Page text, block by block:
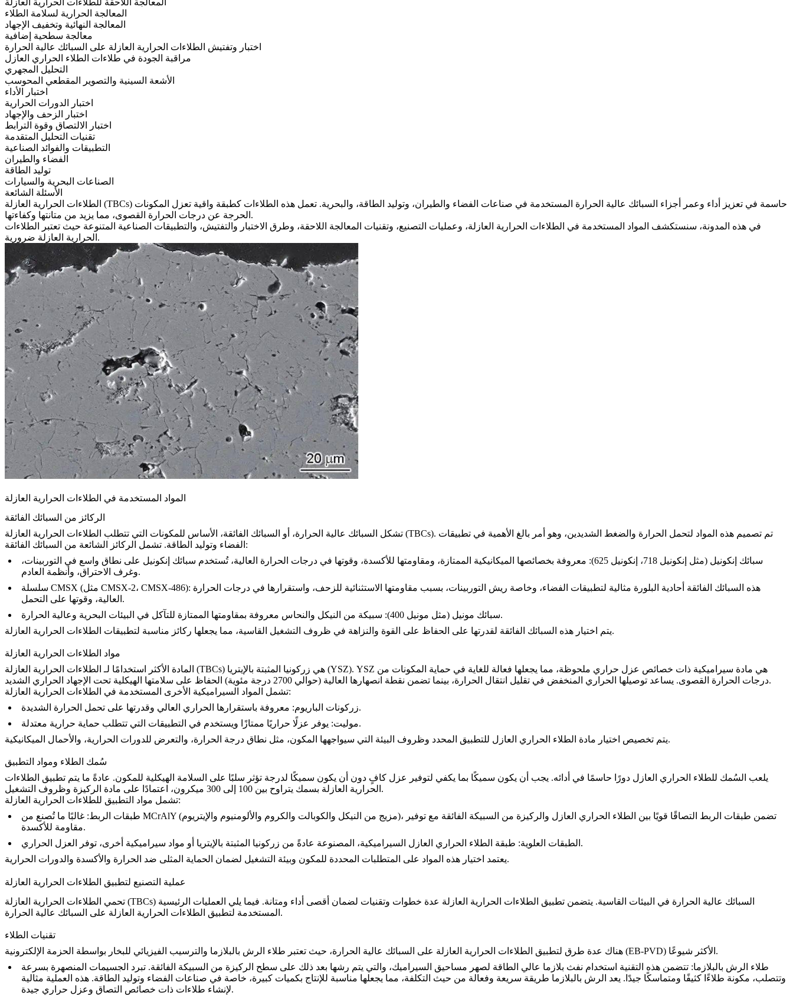
المعالجة الحرارية لسلامة الطلاء
المعالجة النهائية وتخفيف الإجهاد
معالجة سطحية إضافية
اختبار وتفتيش الطلاءات الحرارية العازلة على السبائك عالية الحرارة
مراقبة الجودة في طلاءات الطلاء الحراري العازل
التحليل المجهري
الأشعة السينية والتصوير المقطعي المحوسب
اختبار الأداء
اختبار الدورات الحرارية
اختبار الزحف والإجهاد
اختبار الالتصاق وقوة الترابط
تقنيات التحليل المتقدمة
التطبيقات والفوائد الصناعية
الفضاء والطيران
توليد الطاقة
الصناعات البحرية والسيارات
الأسئلة الشائعة
الطلاءات الحرارية العازلة (TBCs)
حاسمة في تعزيز أداء وعمر أجزاء السبائك عالية الحرارة المستخدمة في صناعات الفضاء والطيران، وتوليد الطاقة، و البحرية. تعمل هذه الطلاءات كطبقة واقية تعزل المكونات
الحرجة عن درجات الحرارة القصوى، مما يزيد من متانتها وكفاءتها.
في هذه المدونة، سنستكشف المواد المستخدمة في الطلاءات الحرارية العازلة، وعمليات التصنيع، وتقنيات المعالجة اللاحقة، وطرق الاختبار والتفتيش، والتطبيقات الصناعية المتنوعة حيث تعتبر الطلاءات
الحرارية العازلة ضرورية.
المواد المستخدمة في الطلاءات الحرارية العازلة
الركائز من السبائك الفائقة
تشكل السبائك عالية الحرارة، أو السبائك الفائقة، الأساس للمكونات التي تتطلب الطلاءات الحرارية العازلة (TBCs). تم تصميم هذه المواد لتحمل الحرارة والضغط الشديدين، وهو أمر بالغ الأهمية في تطبيقات
الفضاء وتوليد الطاقة. تشمل الركائز الشائعة من السبائك الفائقة:
سبائك إنكونيل (مثل إنكونيل 718 ، إنكونيل 625
): معروفة بخصائصها الميكانيكية الممتازة، ومقاومتها للأكسدة، وقوتها في درجات الحرارة العالية، تُستخدم سبائك إنكونيل على نطاق واسع في التوربينات،
وغرف الاحتراق، وأنظمة العادم.
سلسلة CMSX
CMSX-2، CMSX-486): هذه السبائك الفائقة أحادية البلورة مثالية لتطبيقات الفضاء، وخاصة ريش التوربينات، بسبب مقاومتها الاستثنائية للزحف، واستقرارها في درجات الحرارة
العالية، وقوتها على التحمل.
سبائك مونيل(مثل مونيل 400): سبيكة من النيكل والنحاس معروفة بمقاومتها الممتازة للتآكل في البيئات البحرية وعالية الحرارة.
يتم اختيار هذه السبائك الفائقة لقدرتها على الحفاظ على القوة والنزاهة في ظروف التشغيل القاسية، مما يجعلها ركائز مناسبة لتطبيقات الطلاءات الحرارية العازلة.
مواد الطلاءات الحرارية العازلة
المادة الأكثر استخدامًا لـ الطلاءات الحرارية العازلة (TBCs) هي زركونيا المثبتة بالإيتريا (YSZ). YSZ هي مادة سيراميكية ذات خصائص عزل حراري ملحوظة، مما يجعلها فعالة للغاية في حماية المكونات من
درجات الحرارة القصوى. يساعد توصيلها الحراري المنخفض
في تقليل انتقال الحرارة، بينما تضمن نقطة انصهارها العالية (حوالي 2700 درجة مئوية) الحفاظ على سلامتها الهيكلية تحت الإجهاد الحراري الشديد.
تشمل المواد السيراميكية الأخرى المستخدمة في الطلاءات الحرارية العازلة:
زركونات الباريوم: معروفة باستقرارها الحراري العالي وقدرتها على تحمل الحرارة الشديدة.
موليت: يوفر عزلًا حراريًا ممتازًا ويستخدم في التطبيقات التي تتطلب حماية حرارية معتدلة.
يتم تخصيص اختيار مادة الطلاء الحراري العازل للتطبيق المحدد وظروف البيئة التي سيواجهها المكون، مثل نطاق درجة الحرارة، والتعرض للدورات الحرارية، والأحمال الميكانيكية.
سُمك الطلاء ومواد التطبيق
يلعب السُمك للطلاء الحراري العازل دورًا حاسمًا في أدائه. يجب أن يكون سميكًا بما يكفي لتوفير عزل كافٍ دون أن يكون سميكًا لدرجة تؤثر سلبًا على السلامة الهيكلية للمكون. عادةً ما يتم تطبيق الطلاءات
الحرارية العازلة بسمك يتراوح بين 100 إلى 300 ميكرون
، اعتمادًا على مادة الركيزة وظروف التشغيل.
تشمل مواد التطبيق
للطلاءات الحرارية العازلة:
طبقات الربط MCrAlY (مزيج من النيكل والكوبالت والكروم والألومنيوم والإيتريوم)، تضمن طبقات الربط التصاقًا قويًا بين الطلاء الحراري العازل والركيزة من السبيكة الفائقة مع توفير
مقاومة للأكسدة.
الطبقات العلوية : طبقة الطلاء الحراري العازل السيراميكية، المصنوعة عادةً من زركونيا المثبتة بالإيتريا أو مواد سيراميكية أخرى، توفر العزل الحراري.
يعتمد اختيار هذه المواد على المتطلبات المحددة للمكون وبيئة التشغيل لضمان الحماية المثلى ضد الحرارة والأكسدة والدورات الحرارية.
عملية التصنيع لتطبيق الطلاءات الحرارية العازلة
تحمي الطلاءات الحرارية العازلة (TBCs) السبائك عالية الحرارة في البيئات القاسية. يتضمن تطبيق الطلاءات الحرارية العازلة عدة خطوات وتقنيات لضمان أقصى أداء ومتانة. فيما يلي العمليات الرئيسية
المستخدمة لتطبيق الطلاءات الحرارية العازلة على السبائك عالية الحرارة.
تقنيات الطلاء
هناك عدة طرق لتطبيق الطلاءات الحرارية العازلة على السبائك عالية الحرارة، حيث تعتبر طلاء الرش بالبلازما و الترسيب الفيزيائي للبخار بواسطة الحزمة الإلكترونية (EB-PVD)
الأكثر شيوعًا.
طلاء الرش بالبلازما: تتضمن هذه التقنية استخدام نفث بلازما عالي الطاقة لصهر مساحيق السيراميك، والتي يتم رشها بعد ذلك على سطح الركيزة من السبيكة الفائقة. تبرد الجسيمات المنصهرة بسرعة
وتتصلب، مكونة طلاءًا كثيفًا ومتماسكًا جيدًا. يعد الرش بالبلازما طريقة سريعة وفعالة من حيث التكلفة، مما يجعلها مناسبة للإنتاج بكميات كبيرة، خاصة في صناعات الفضاء وتوليد الطاقة. هذه العملية مثالية
لإنشاء طلاءات ذات خصائص التصاق وعزل حراري جيدة.